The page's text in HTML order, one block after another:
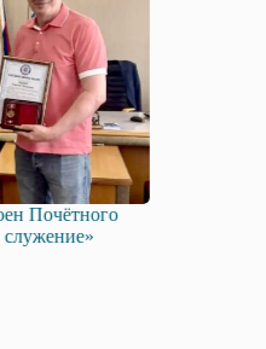
Госдума приняла в
законопроект о